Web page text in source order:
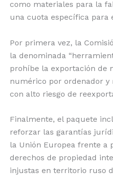
como materiales para la
una cuota específica para
Por primera vez, la
la denominada
prohíbe la exportación de
numérico por ordenador y
con alto riesgo de
Finalmente, el paquete
reforzar las garantías
la Unión Europea frente a
derechos de propiedad
injustas en territorio ruso